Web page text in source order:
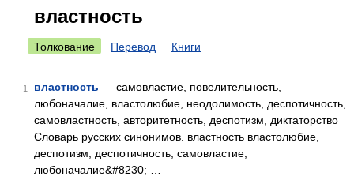
властность
Толкование Перевод Книги
1 властность — самовластие, повелительность,
любоначалие, властолюбие, неодолимость, деспотичность,
самовластность, авторитетность, деспотизм, диктаторство
Словарь русских синонимов. властность властолюбие,
деспотизм, деспотичность, самовластие;
любоначалие&#8230; …